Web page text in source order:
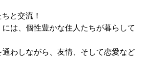
と交流！
には、個性豊かな住人たちが暮らして
わしながら、友情、そして恋愛など